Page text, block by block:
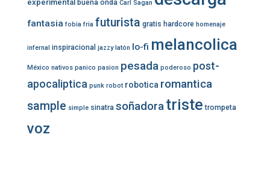
experimental buena onda Carl Sagan
fantasia fobia fria futurista gratis hardcore homenaje
infernal inspiracional jazzy latón lo-fi melancolica
México nativos panico pasion pesada poderoso post-
apocaliptica punk robot robotica romantica
sample simple sinatra soñadoratriste trompeta
voz